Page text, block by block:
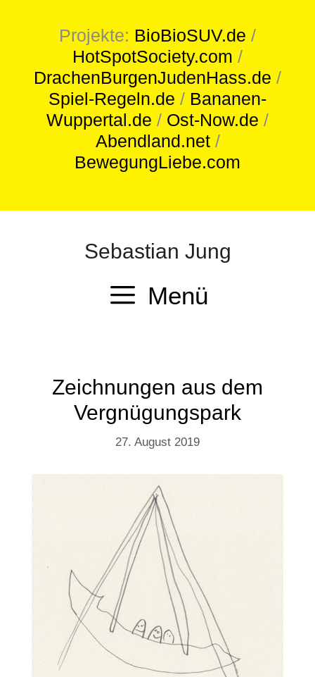
Projekte: BioBioSUV.de /
HotSpotSociety.com /
DrachenBurgenJudenHass.de /
Spiel-Regeln.de / Bananen-
Wuppertal.de / Ost-Now.de /
Abendland.net /
BewegungLiebe.com
Sebastian Jung
Menü
Zeichnungen aus dem
Vergnügungspark
27. August 2019